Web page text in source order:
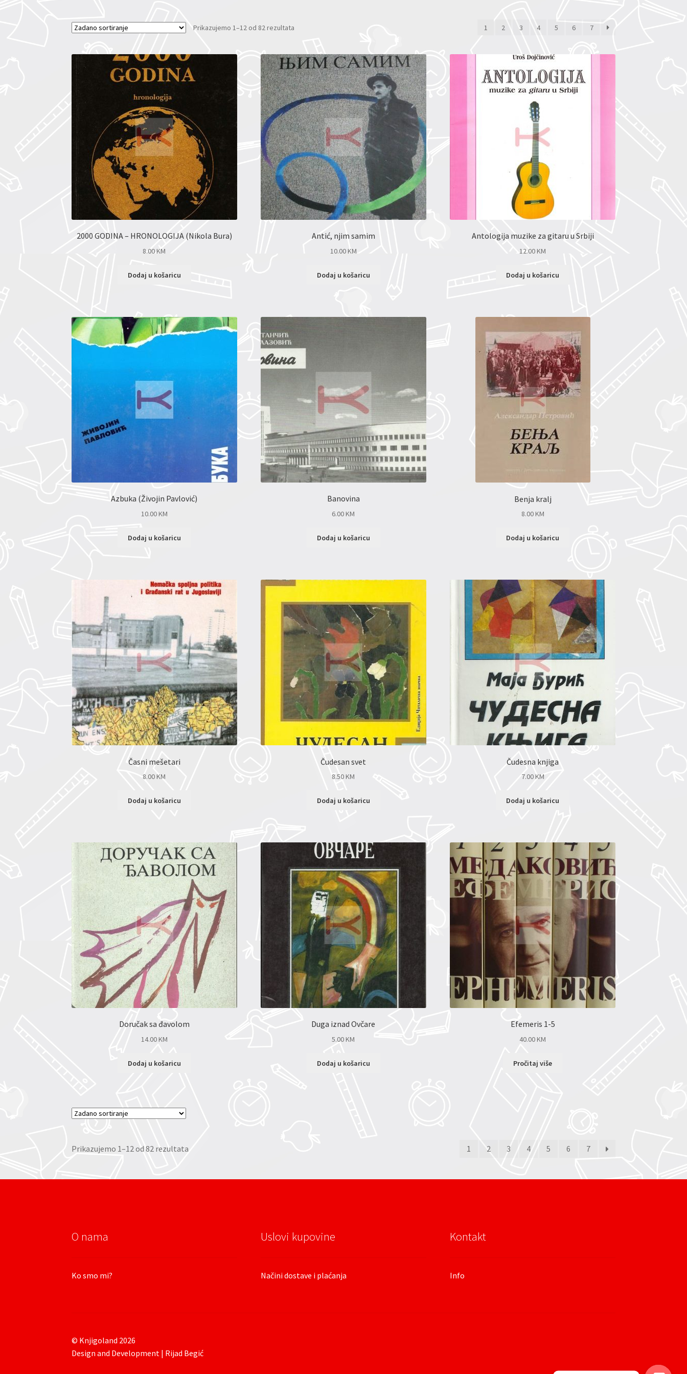
Prikazujemo 1–12 od 82 rezultata 1 2 3 4 5 6 7
2000 GODINA – HRONOLOGIJA (Nikola Bura)
8.00KM
Dodaj u košaricu
Antić, njim samim
10.00KM
Dodaj u košaricu
Antologija muzike za gitaru u Srbiji
12.00KM
Dodaj u košaricu
Azbuka (Živojin Pavlović)
10.00KM
Dodaj u košaricu
Banovina
6.00KM
Dodaj u košaricu
Benja kralj
8.00KM
Dodaj u košaricu
Časni mešetari
8.00KM
Dodaj u košaricu
Čudesan svet
8.50KM
Dodaj u košaricu
Čudesna knjiga
7.00KM
Dodaj u košaricu
Doručak sa đavolom
14.00KM
Dodaj u košaricu
Duga iznad Ovčare
5.00KM
Dodaj u košaricu
Efemeris 1-5
40.00KM
Pročitaj više
Prikazujemo 1–12 od 82 rezultata 1 2 3 4 5 6 7
O nama
Ko smo mi?
Uslovi kupovine
Načini dostave i plaćanja
Kontakt
Info
© Knjigoland 2026
Design and Development | Rijad Begić